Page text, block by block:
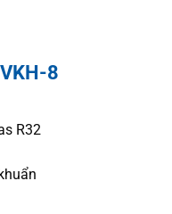
8
R32